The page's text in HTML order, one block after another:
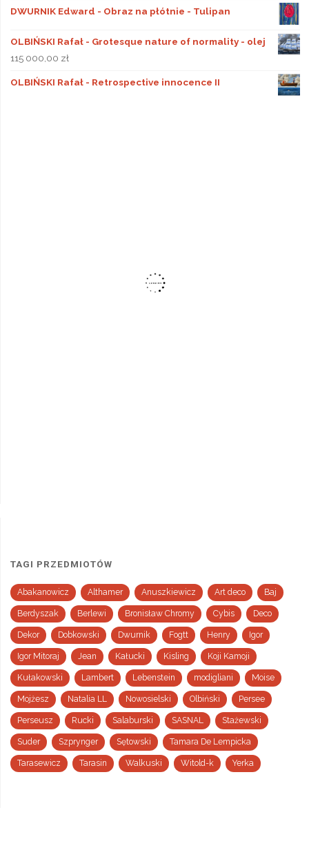
DWURNIK Edward - Obraz na płótnie - Tulipan
OLBIŃSKI Rafał - Grotesque nature of normality - olej
115 000,00 zł
OLBIŃSKI Rafał - Retrospective innocence II
TAGI PRZEDMIOTÓW
Abakanowicz Althamer Anuszkiewicz Art deco Baj
Berdyszak Berlewi Bronisław Chromy Cybis Deco
Dekor Dobkowski Dwurnik Fogtt Henry Igor
Igor Mitoraj Jean Kałucki Kisling Koji Kamoji
Kułakowski Lambert Lebenstein modigliani Moise
Mojżesz Natalia LL Nowosielski Olbiński Persee
Perseusz Rucki Salaburski SASNAL Stażewski
Suder Szprynger Sętowski Tamara De Lempicka
Tarasewicz Tarasin Walkuski Witold-k Yerka